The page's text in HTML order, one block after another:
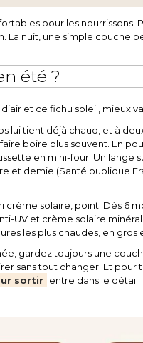
pour les nourrissons.
nuit, une simple couche
été ?
et ce fichu soleil, mieux
lui tient déjà chaud, et à
boire plus souvent. En
en mini-four. Un
et demie (Santé publique
crème solaire, point. Dès 6
UV et crème solaire
les plus chaudes, en gros
gardez toujours une
sans tout changer. Et
sortir entre dans le détail.